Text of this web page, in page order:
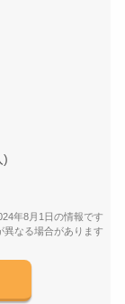
)
年8月1日の情報です
異なる場合があります